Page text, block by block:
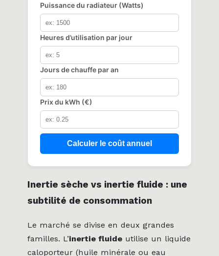
Puissance du radiateur (Watts)
Heures d’utilisation par jour
Jours de chauffe par an
Prix du kWh (€)
Calculer le coût annuel
Inertie sèche vs inertie fluide : une
subtilité de consommation
Le marché se divise en deux grandes
familles. L’inertie fluide utilise un liquide
caloporteur (huile minérale ou eau